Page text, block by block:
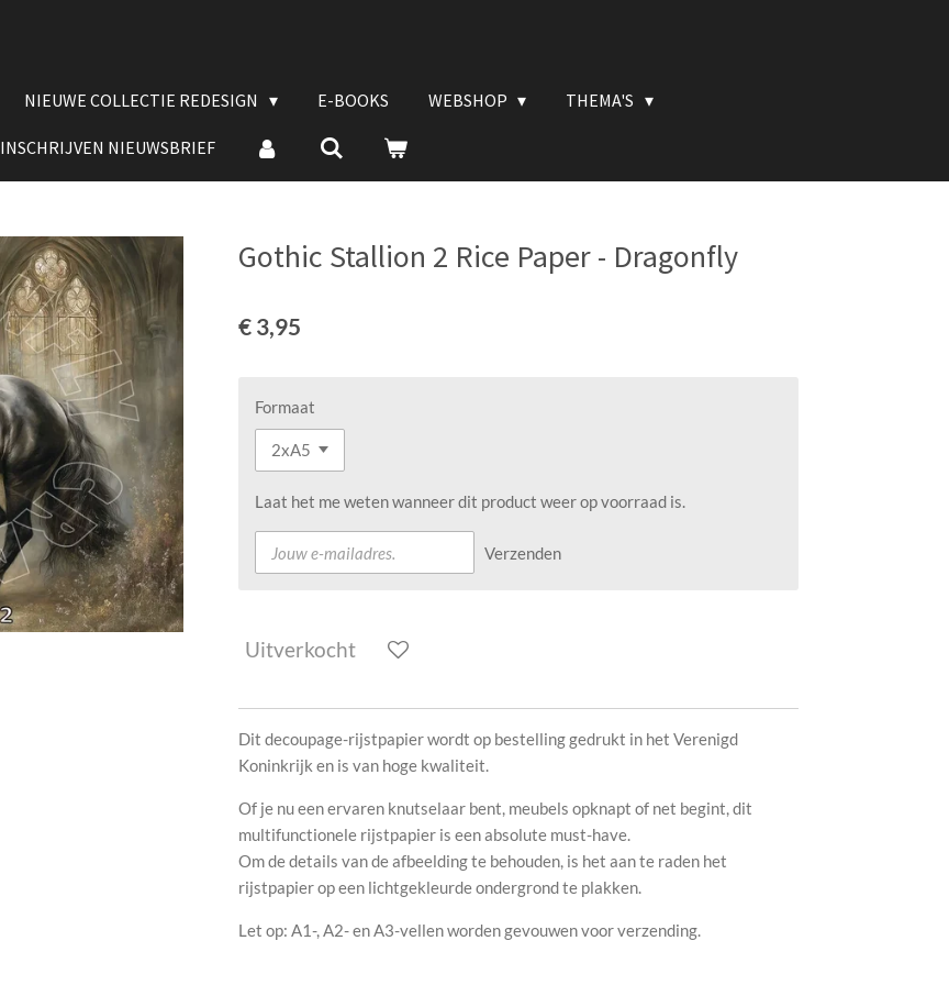
NIEUWE COLLECTIE REDESIGN E-BOOKS WEBSHOP THEMA'S
INSCHRIJVEN NIEUWSBRIEF
Gothic Stallion 2 Rice Paper - Dragonfly
€ 3,95
Formaat
Laat het me weten wanneer dit product weer op voorraad is.
Verzenden
Uitverkocht
Dit decoupage-rijstpapier wordt op bestelling gedrukt in het Verenigd
Koninkrijk en is van hoge kwaliteit.
Of je nu een ervaren knutselaar bent, meubels opknapt of net begint, dit
multifunctionele rijstpapier is een absolute must-have.
Om de details van de afbeelding te behouden, is het aan te raden het
rijstpapier op een lichtgekleurde ondergrond te plakken.
Let op: A1-, A2- en A3-vellen worden gevouwen voor verzending.